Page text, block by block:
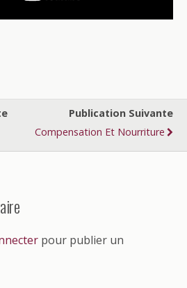
Publication Suivante
Compensation Et Nourriture
pour publier un